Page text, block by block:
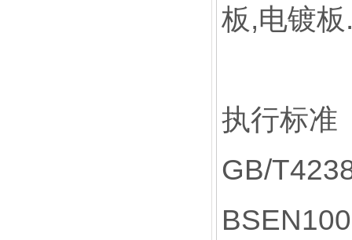
板,电镀板
执行标准
GB/